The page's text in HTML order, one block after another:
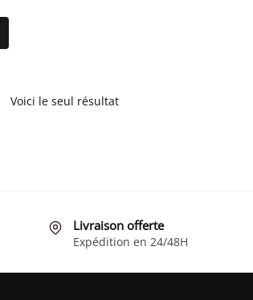
Voici le seul résultat
Livraison offerte
Expédition en 24/48H